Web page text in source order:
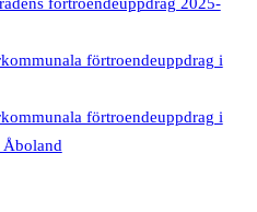
förtroendeuppdrag i
förtroendeuppdrag i